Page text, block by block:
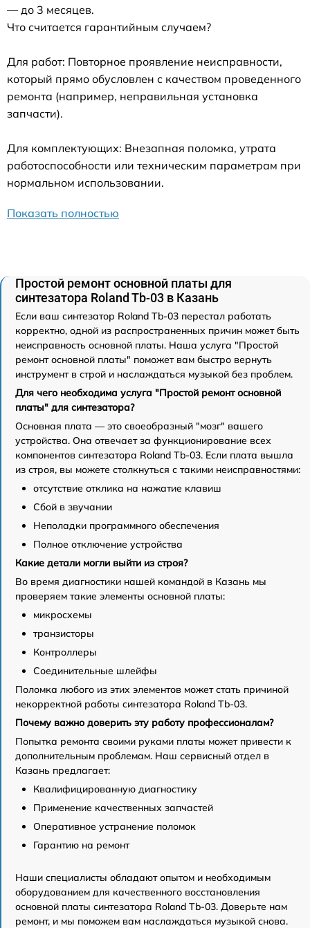
— до 3 месяцев.
Что считается гарантийным случаем?
Для работ: Повторное проявление неисправности,
который прямо обусловлен с качеством проведенного
ремонта (например, неправильная установка
запчасти).
Для комплектующих: Внезапная поломка, утрата
работоспособности или техническим параметрам при
нормальном использовании.
Показать полностью
Простой ремонт основной платы для
синтезатора Roland Tb-03 в Казань
Если ваш синтезатор Roland Tb-03 перестал работать
корректно, одной из распространенных причин может быть
неисправность основной платы. Наша услуга "Простой
ремонт основной платы" поможет вам быстро вернуть
инструмент в строй и наслаждаться музыкой без проблем.
Для чего необходима услуга "Простой ремонт основной
платы" для синтезатора?
Основная плата — это своеобразный "мозг" вашего
устройства. Она отвечает за функционирование всех
компонентов синтезатора Roland Tb-03. Если плата вышла
из строя, вы можете столкнуться с такими неисправностями:
отсутствие отклика на нажатие клавиш
Сбой в звучании
Неполадки программного обеспечения
Полное отключение устройства
Какие детали могли выйти из строя?
Во время диагностики нашей командой в Казань мы
проверяем такие элементы основной платы:
микросхемы
транзисторы
Контроллеры
Соединительные шлейфы
Поломка любого из этих элементов может стать причиной
некорректной работы синтезатора Roland Tb-03.
Почему важно доверить эту работу профессионалам?
Попытка ремонта своими руками платы может привести к
дополнительным проблемам. Наш сервисный отдел в
Казань предлагает:
Квалифицированную диагностику
Применение качественных запчастей
Оперативное устранение поломок
Гарантию на ремонт
Наши специалисты обладают опытом и необходимым
оборудованием для качественного восстановления
основной платы синтезатора Roland Tb-03. Доверьте нам
ремонт, и мы поможем вам наслаждаться музыкой снова.